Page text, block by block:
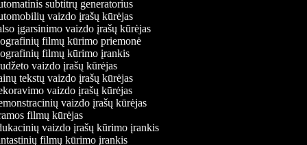
subtitrų generatorius
vaizdo įrašų kūrėjas
įgarsinimo vaizdo įrašų kūrėjas
filmų kūrimo priemonė
filmų kūrimo įrankis
vaizdo įrašų kūrėjas
tekstų vaizdo įrašų kūrėjas
vaizdo įrašų kūrėjas
vaizdo įrašų kūrėjas
filmų kūrėjas
vaizdo įrašų kūrimo įrankis
filmų kūrimo įrankis